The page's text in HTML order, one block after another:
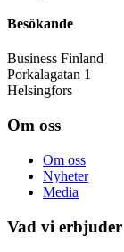
Besökande
Business Finland
Porkalagatan 1
Helsingfors
Om oss
Om oss
Nyheter
Media
Vad vi erbjuder